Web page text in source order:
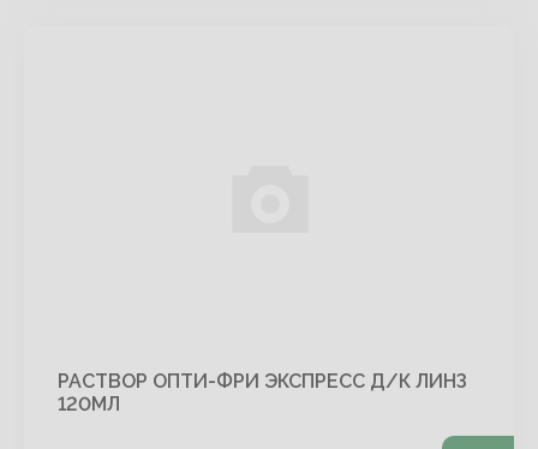
РАСТВОР ОПТИ-ФРИ ЭКСПРЕСС Д/К ЛИНЗ
120МЛ